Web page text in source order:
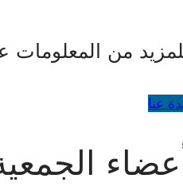
من المعلومات
عنا